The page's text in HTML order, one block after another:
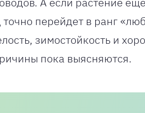
точно перейдет в ранг
зимостойкость и
пока выясняются.